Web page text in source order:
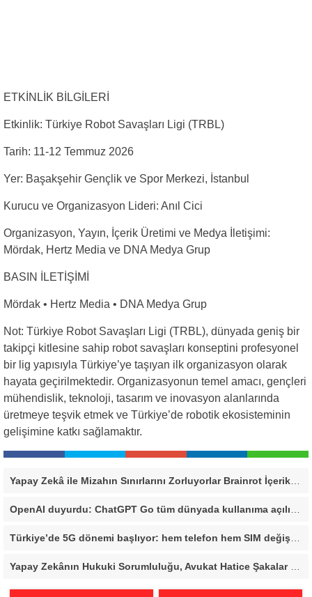
ETKİNLİK BİLGİLERİ
Etkinlik: Türkiye Robot Savaşları Ligi (TRBL)
Tarih: 11-12 Temmuz 2026
Yer: Başakşehir Gençlik ve Spor Merkezi, İstanbul
Kurucu ve Organizasyon Lideri: Anıl Cici
Organizasyon, Yayın, İçerik Üretimi ve Medya İletişimi:
Mördak, Hertz Media ve DNA Medya Grup
BASIN İLETİŞİMİ
Mördak • Hertz Media • DNA Medya Grup
Not: Türkiye Robot Savaşları Ligi (TRBL), dünyada geniş bir
takipçi kitlesine sahip robot savaşları konseptini profesyonel
bir lig yapısıyla Türkiye’ye taşıyan ilk organizasyon olarak
hayata geçirilmektedir. Organizasyonun temel amacı, gençleri
mühendislik, teknoloji, tasarım ve inovasyon alanlarında
üretmeye teşvik etmek ve Türkiye’de robotik ekosisteminin
gelişimine katkı sağlamaktır.
Yapay Zekâ ile Mizahın Sınırlarını Zorluyorlar Brainrot İçerikleriyle Sosyal Medyada Dikkat Çekiyorlar!
OpenAI duyurdu: ChatGPT Go tüm dünyada kullanıma açılıyor
Türkiye’de 5G dönemi başlıyor: hem telefon hem SIM değişmesi gerekecek
Yapay Zekânın Hukuki Sorumluluğu, Avukat Hatice Şakalar ile Röportaj